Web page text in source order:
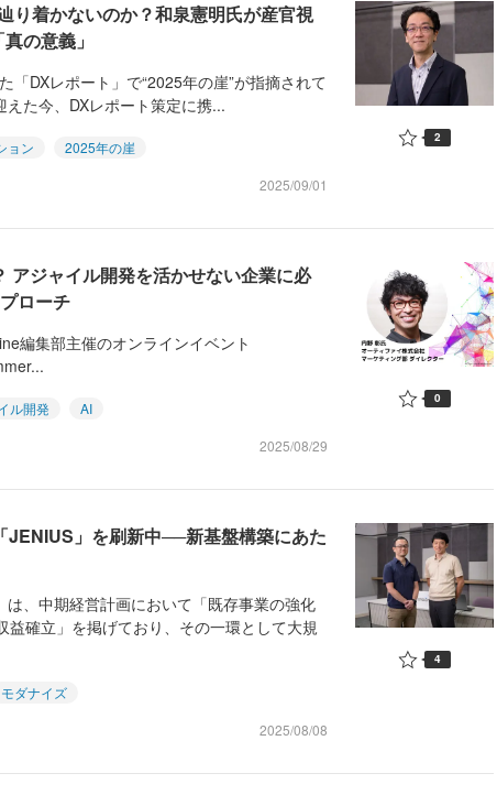
り着かないのか？和泉憲明氏が産官視
の意義」
DXレポート」で“2025年の崖”が指摘されて
た今、DXレポート策定に携...
ョン
2025年の崖
2025/09/01
2
アジャイル開発を活かせない企業に必
ローチ
編集部主催のオンラインイベント
ル開発
AI
2025/08/29
0
」を刷新中──新基盤構築にあた
、中期経営計画において「既存事業の強化
益確立」を掲げており、その一環として大規
モダナイズ
2025/08/08
4